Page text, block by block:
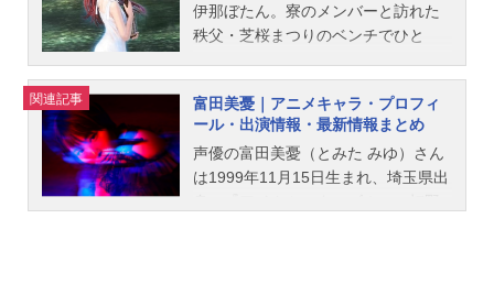
伊那ぼたん。寮のメンバーと訪れた
秩父・芝桜まつりのベンチでひと
見つける。ぼたんは、ハイボールを
あまりに美味しそうに飲むいぶきに
惹かれ「私もそれ、飲んでみたい
な」と人生で初めてのお酒を口にす
ることに。そこでお酒の美味しさを
関連記事
富田美憂｜アニメキャラ・プロフィ
ール・出演情報・最新情報まとめ
声優の富田美憂（とみた みゆ）さん
は1999年11月15日生まれ、埼玉県出